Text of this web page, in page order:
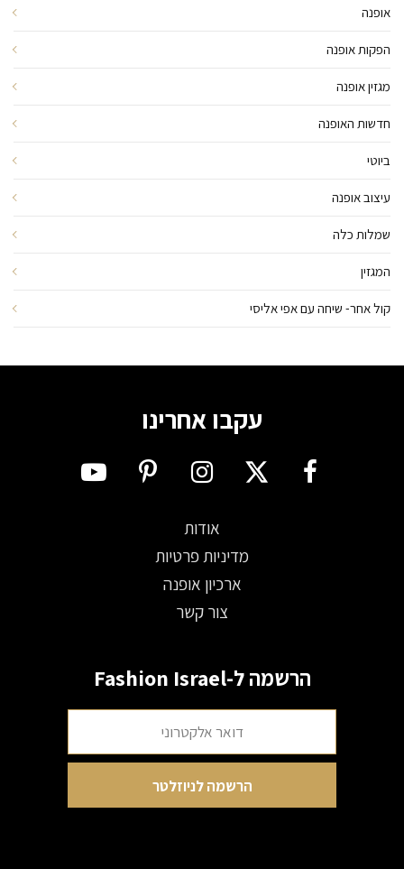
אופנה
הפקות אופנה
מגזין אופנה
חדשות האופנה
ביוטי
עיצוב אופנה
שמלות כלה
המגזין
קול אחר- שיחה עם אפי אליסי
עקבו אחרינו
אודות
מדיניות פרטיות
ארכיון אופנה
צור קשר
הרשמה ל-Fashion Israel